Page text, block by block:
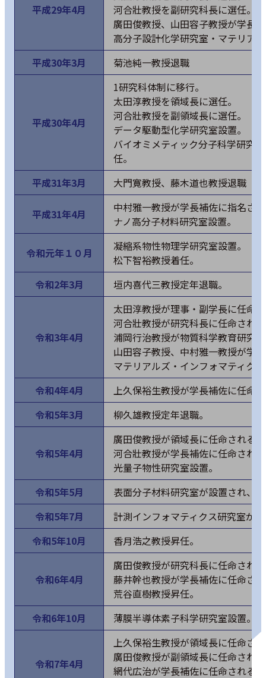
平成29年4月
河合壯教授を副研究科長に選任。
廣田俊教授、山田容子教授が学長
高分子設計化学研究室・マテリア
平成30年3月
菊池純一教授退職
平成30年4月
1研究科体制に移行。
太田淳教授を領域長に選任。
河合壯教授を副領域長に選任。
データ駆動型化学研究室設置。
バイオミメティック分子科学研究
任。
平成31年3月
大門寛教授、藤木道也教授退職
平成31年4月
中村雅一教授が学長補佐に指名さ
ナノ高分子材料研究室設置。
令和元年１０月
凝縮系物性物理学研究室設置。
松下智裕教授着任。
令和2年3月
垣内喜代三教授定年退職。
令和3年4月
太田淳教授が理事・副学長に任命
河合壯教授が研究科長に任命され
浦岡行治教授が物質科学教育研究
山田容子教授、中村雅一教授が学
マテリアルズ・インフォマティク
令和4年4月
上久保裕生教授が学長補佐に任命
令和5年3月
柳久雄教授定年退職。
令和5年4月
廣田俊教授が領域長に任命される。
河合壯教授が学長補佐に任命され
光量子物性研究室設置。
令和5年5月
表面分子材料研究室が設置され、
令和5年7月
計測インフォマティクス研究室が
令和5年10月
香月浩之教授昇任。
令和6年4月
廣田俊教授が研究科長に任命され
藤井幹也教授が学長補佐に任命さ
荒谷直樹教授昇任。
令和6年10月
薄膜半導体素子科学研究室設置。
令和7年4月
上久保裕生教授が領域長に任命さ
廣田俊教授が副領域長に任命され
網代広治が学長補佐に任命される。